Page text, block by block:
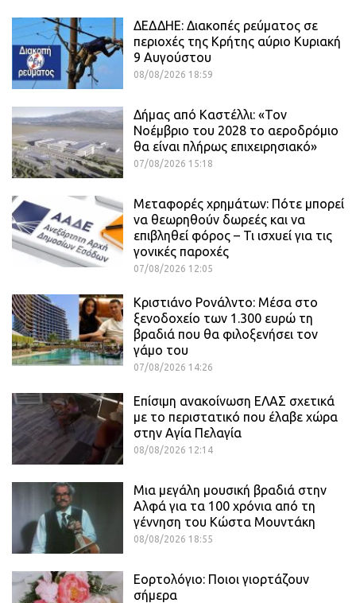
ΔΕΔΔΗΕ: Διακοπές ρεύματος σε
περιοχές της Κρήτης αύριο Κυριακή
9 Αυγούστου
08/08/2026 18:59
Δήμας από Καστέλλι: «Τον
Νοέμβριο του 2028 το αεροδρόμιο
θα είναι πλήρως επιχειρησιακό»
07/08/2026 15:18
Μεταφορές χρημάτων: Πότε μπορεί
να θεωρηθούν δωρεές και να
επιβληθεί φόρος – Τι ισχυεί για τις
γονικές παροχές
07/08/2026 12:05
Κριστιάνο Ρονάλντο: Μέσα στο
ξενοδοχείο των 1.300 ευρώ τη
βραδιά που θα φιλοξενήσει τον
γάμο του
07/08/2026 14:26
Επίσιμη ανακοίνωση ΕΛΑΣ σχετικά
με το περιστατικό που έλαβε χώρα
στην Αγία Πελαγία
08/08/2026 12:14
Μια μεγάλη μουσική βραδιά στην
Αλφά για τα 100 χρόνια από τη
γέννηση του Κώστα Μουντάκη
08/08/2026 18:55
Εορτολόγιο: Ποιοι γιορτάζουν
σήμερα